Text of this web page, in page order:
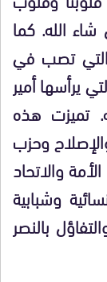
شاء الله. كما
التي تصب في
يرأسها أمير
تميزت هذه
وحزب
والاتحاد
وشبابية
بالنصر